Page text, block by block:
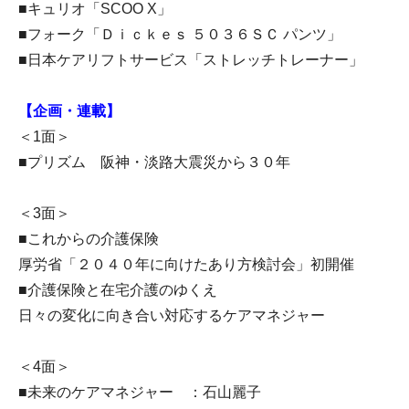
■キュリオ「SCOO X」
■フォーク「Ｄｉｃｋｅｓ ５０３６ＳＣ パンツ」
■日本ケアリフトサービス「ストレッチトレーナー」
【企画・連載】
＜1面＞
■プリズム 阪神・淡路大震災から３０年
＜3面＞
■これからの介護保険
厚労省「２０４０年に向けたあり方検討会」初開催
■介護保険と在宅介護のゆくえ
日々の変化に向き合い対応するケアマネジャー
＜4面＞
■未来のケアマネジャー ：石山麗子